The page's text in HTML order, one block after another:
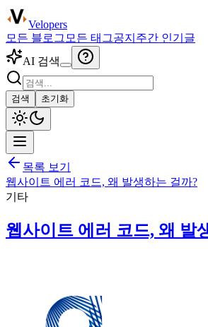
Velopers
모든 블로그 모든 태그공지 주간 인기글
AI 검색
검색 초기화
목록 보기
웹사이트 에러 코드, 왜 발생하는 걸까?
기타
웹사이트 에러 코드, 왜 발